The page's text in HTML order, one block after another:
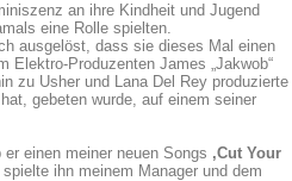
an ihre Kindheit und Jugend
eine Rolle spielten.
ausgelöst, dass sie dieses Mal einen
Produzenten James „Jakwob“
zu Usher und Lana Del Rey produzierte
gebeten wurde, auf einem seiner
einen meiner neuen Songs ,Cut Your
ihn meinem Manager und dem